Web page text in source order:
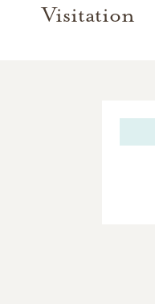
Visitation